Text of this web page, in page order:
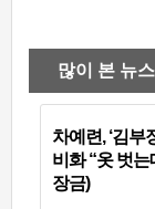
많이 본 뉴스
차예련, ‘김부
비화 “옷 벗
장금)